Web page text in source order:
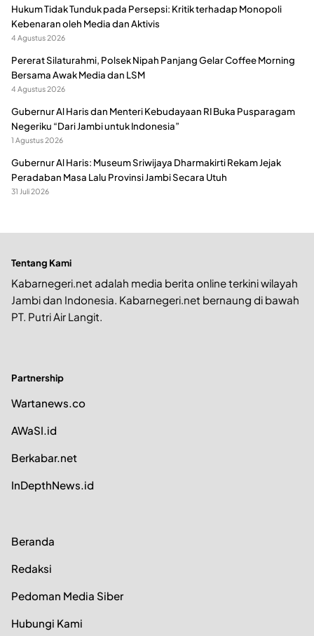
Hukum Tidak Tunduk pada Persepsi: Kritik terhadap Monopoli
Kebenaran oleh Media dan Aktivis
4 Agustus 2026
Pererat Silaturahmi, Polsek Nipah Panjang Gelar Coffee Morning
Bersama Awak Media dan LSM
4 Agustus 2026
Gubernur Al Haris dan Menteri Kebudayaan RI Buka Pusparagam
Negeriku “Dari Jambi untuk Indonesia”
1 Agustus 2026
Gubernur Al Haris: Museum Sriwijaya Dharmakirti Rekam Jejak
Peradaban Masa Lalu Provinsi Jambi Secara Utuh
31 Juli 2026
Tentang Kami
Kabarnegeri.net adalah media berita online terkini wilayah
Jambi dan Indonesia. Kabarnegeri.net bernaung di bawah
PT. Putri Air Langit.
Partnership
Wartanews.co
AWaSI.id
Berkabar.net
InDepthNews.id
Beranda
Redaksi
Pedoman Media Siber
Hubungi Kami